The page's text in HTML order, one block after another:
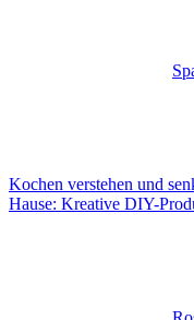
Kochen verstehen und
Hause: Kreative DIY-